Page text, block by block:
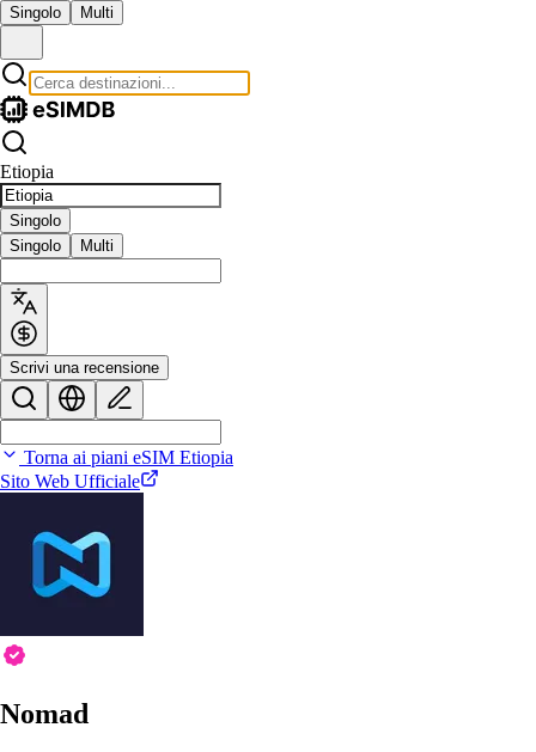
Singolo Multi
Etiopia
Singolo
Singolo
Multi
Scrivi una recensione
Torna ai piani eSIM Etiopia
Sito Web Ufficiale
Nomad